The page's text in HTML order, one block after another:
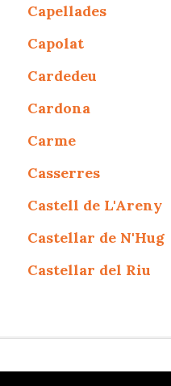
Capellades
Capolat
Cardedeu
Cardona
Carme
Casserres
Castell de L'Areny
Castellar de N'Hug
Castellar del Riu